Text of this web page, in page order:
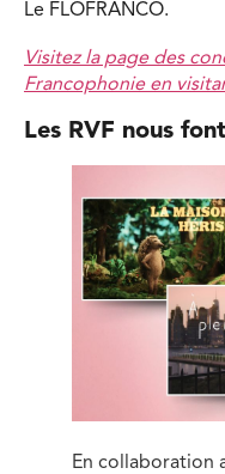
Le FLOFRANCO.
Visitez la page des
Francophonie en
Les RVF nous
En collaboration